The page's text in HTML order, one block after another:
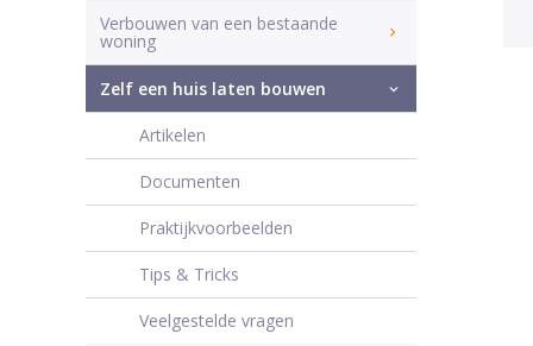
Verbouwen van een bestaande
woning
Zelf een huis laten bouwen
Artikelen
Documenten
Praktijkvoorbeelden
Tips & Tricks
Veelgestelde vragen